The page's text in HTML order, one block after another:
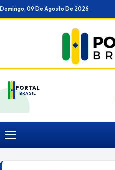
Ir
para
Domingo, 09 De Agosto De 2026
PORTAL
BRASIL
Menu